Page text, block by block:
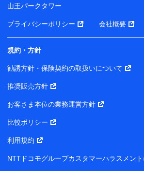
東京都中央区日本橋人形町2-14-10 ア
本橋ビル 3F
って、以下の提携代理店とお客様の個人
用することがあります。
1. 共同利用する個人データの項目
氏名、生年月日、住所、メールアドレス
相談予約に関する情報等
保険契約者と被保険者との関係等
山王パークタワー
プライバシーポリシー 会社概要
規約・方針
勧誘方針・保険契約の取扱いについて
推奨販売方針
お客さま本位の業務運営方針
比較ポリシー
利用規約
NTTドコモグループカスタマーハラスメン